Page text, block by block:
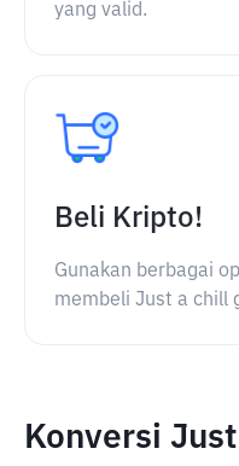
yang valid.
Beli Kripto!
Gunakan berbagai
membeli Just a chill
Konversi